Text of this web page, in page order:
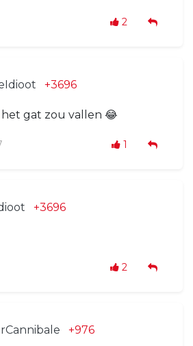
2
+3696
gat zou vallen 😂
1
+3696
2
+976